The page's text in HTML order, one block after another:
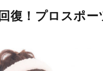
復！プロスポ